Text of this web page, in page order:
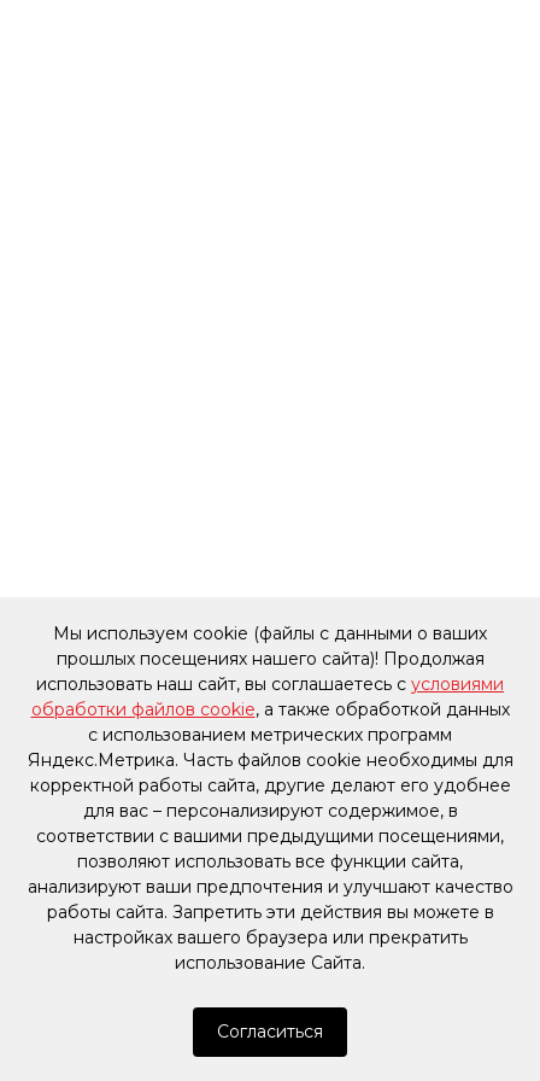
Мы используем cookie (файлы с данными о ваших
прошлых посещениях нашего сайта)! Продолжая
использовать наш сайт, вы соглашаетесь с условиями
обработки файлов cookie, а также обработкой данных
с использованием метрических программ
Яндекс.Метрика. Часть файлов cookie необходимы для
корректной работы сайта, другие делают его удобнее
для вас – персонализируют содержимое, в
соответствии с вашими предыдущими посещениями,
позволяют использовать все функции сайта,
анализируют ваши предпочтения и улучшают качество
работы сайта. Запретить эти действия вы можете в
настройках вашего браузера или прекратить
использование Сайта.
Согласиться